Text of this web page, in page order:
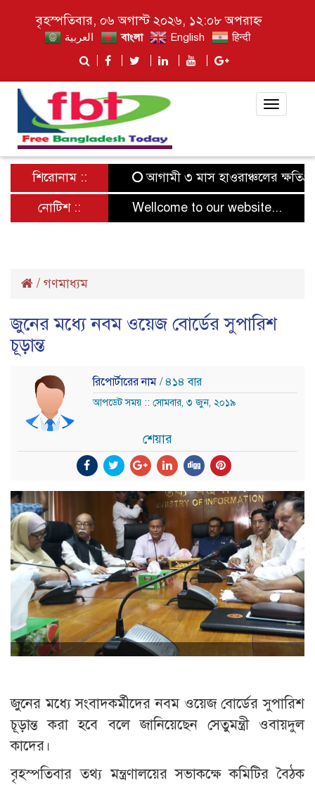
বৃহস্পতিবার, ০৬ অগাস্ট ২০২৬, ১২:০৮ অপরাহ্ন
العربية বাংলা English हिन्दी
Toggle
শিরোনাম ::
আগামী ৩ মাস হাওরাঞ্চলের ক্ষতিগ্রস্ত
নোটিশ ::
Wellcome to our website...
/ গণমাধ্যম
জুনের মধ্যে নবম ওয়েজ বোর্ডের সুপারিশ
চূড়ান্ত
রিপোর্টারের নাম / ৪১৪ বার
আপডেট সময় :: সোমবার, ৩ জুন, ২০১৯
শেয়ার
জুনের মধ্যে সংবাদকর্মীদের নবম ওয়েজ বোর্ডের সুপারিশ
চূড়ান্ত করা হবে বলে জানিয়েছেন সেতুমন্ত্রী ওবায়দুল
কাদের।
বৃহস্পতিবার তথ্য মন্ত্রণালয়ের সভাকক্ষে কমিটির বৈঠক